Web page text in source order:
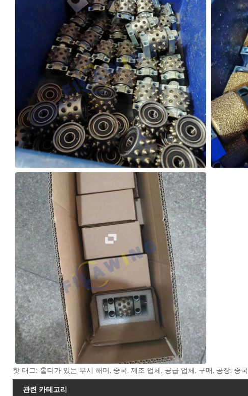
핫 태그: 홀더가 있는 부시 해머, 중국, 제조 업체, 공급 업체, 구매, 공장, 중
관련 카테고리